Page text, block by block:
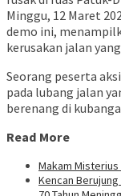
Minggu, 12 Maret
demo ini,
kerusakan jalan
Seorang peserta
pada lubang jalan
berenang di
Read More
Makam
Kencan